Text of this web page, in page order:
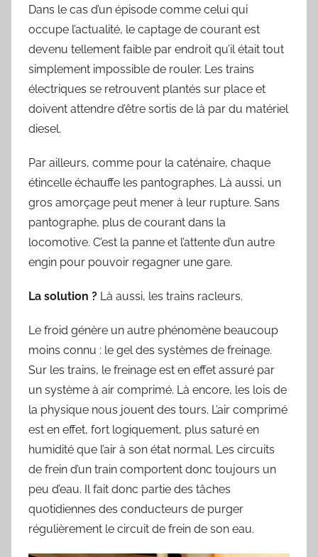
Dans le cas d’un épisode comme celui qui
occupe l’actualité, le captage de courant est
devenu tellement faible par endroit qu’il était tout
simplement impossible de rouler. Les trains
électriques se retrouvent plantés sur place et
doivent attendre d’être sortis de là par du matériel
diesel.
Par ailleurs, comme pour la caténaire, chaque
étincelle échauffe les pantographes. Là aussi, un
gros amorçage peut mener à leur rupture. Sans
pantographe, plus de courant dans la
locomotive. C’est la panne et l’attente d’un autre
engin pour pouvoir regagner une gare.
La solution ? Là aussi, les trains racleurs.
Le froid génère un autre phénomène beaucoup
moins connu : le gel des systèmes de freinage.
Sur les trains, le freinage est en effet assuré par
un système à air comprimé. Là encore, les lois de
la physique nous jouent des tours. L’air comprimé
est en effet, fort logiquement, plus saturé en
humidité que l’air à son état normal. Les circuits
de frein d’un train comportent donc toujours un
peu d’eau. Il fait donc partie des tâches
quotidiennes des conducteurs de purger
régulièrement le circuit de frein de son eau.